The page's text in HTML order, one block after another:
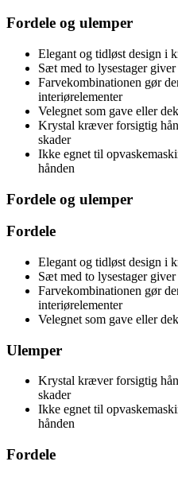
Fordele og ulemper
Elegant og tidløst design i
Sæt med to lysestager
Farvekombinationen gør
interiørelementer
Velegnet som gave eller
Krystal kræver forsigtig
skader
Ikke egnet til
hånden
Fordele og ulemper
Fordele
Elegant og tidløst design i
Sæt med to lysestager
Farvekombinationen gør
interiørelementer
Velegnet som gave eller
Ulemper
Krystal kræver forsigtig
skader
Ikke egnet til
hånden
Fordele